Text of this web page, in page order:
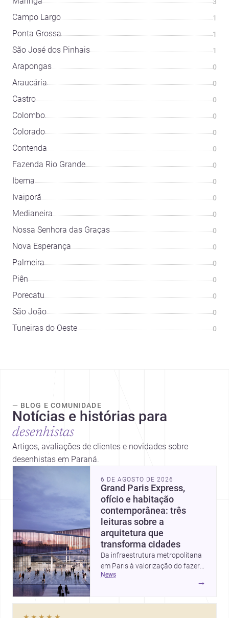
Campo Largo 1
Ponta Grossa 1
São José dos Pinhais 1
Arapongas 0
Araucária 0
Castro 0
Colombo 0
Colorado 0
Contenda 0
Fazenda Rio Grande 0
Ibema 0
Ivaiporã 0
Medianeira 0
Nossa Senhora das Graças 0
Nova Esperança 0
Palmeira 0
Piên 0
Porecatu 0
São João 0
Tuneiras do Oeste 0
— BLOG E COMUNIDADE
Notícias e histórias para
desenhistas
Artigos, avaliações de clientes e novidades sobre
desenhistas em Paraná.
6 DE AGOSTO DE 2026
Grand Paris Express,
ofício e habitação
contemporânea: três
leituras sobre a
arquitetura que
transforma cidades
Da infraestrutura metropolitana
em Paris à valorização do fazer
artesanal e à casa elevada da
news
→